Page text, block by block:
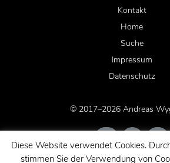
Kontakt
Home
Suche
Impressum
Datenschutz
© 2017–2026 Andreas
Diese Website verwendet Cookies.
stimmen Sie der Verwendung von